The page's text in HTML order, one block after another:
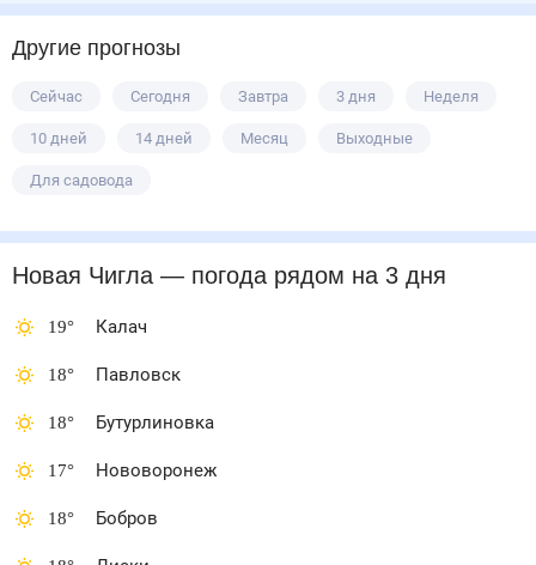
Другие прогнозы
Сейчас Сегодня Завтра 3 дня Неделя
10 дней 14 дней Месяц Выходные
Для садовода
Новая Чигла— погода рядомна 3 дня
19° Калач
18° Павловск
18° Бутурлиновка
17° Нововоронеж
18° Бобров